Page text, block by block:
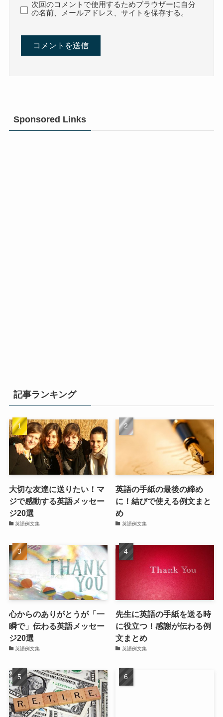
次回のコメントで使用するためブラウザーに自分
の名前、メールアドレス、サイトを保存する。
Sponsored Links
記事ランキング
大切な友達に送りたい！マ
ジで感動する英語メッセー
ジ20選
英語例文集
英語の手紙の最後の締め
に！結びで使える例文まと
め
英語例文集
心からのありがとうが「一
瞬で」伝わる英語メッセー
ジ20選
英語例文集
先生に英語の手紙を送る時
に役立つ！感謝が伝わる例
文まとめ
英語例文集